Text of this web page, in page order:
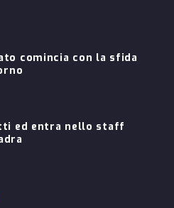
comincia con la sfida
ed entra nello staff